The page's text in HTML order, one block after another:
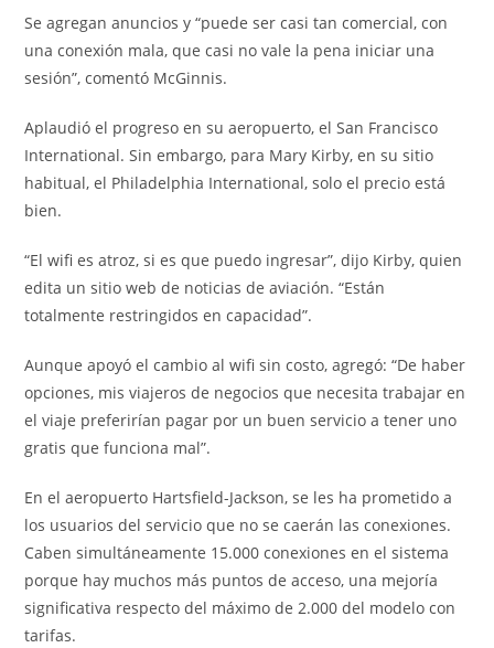
Se agregan anuncios y “puede ser casi tan comercial, con
una conexión mala, que casi no vale la pena iniciar una
sesión”, comentó McGinnis.
Aplaudió el progreso en su aeropuerto, el San Francisco
International. Sin embargo, para Mary Kirby, en su sitio
habitual, el Philadelphia International, solo el precio está
bien.
“El wifi es atroz, si es que puedo ingresar”, dijo Kirby, quien
edita un sitio web de noticias de aviación. “Están
totalmente restringidos en capacidad”.
Aunque apoyó el cambio al wifi sin costo, agregó: “De haber
opciones, mis viajeros de negocios que necesita trabajar en
el viaje preferirían pagar por un buen servicio a tener uno
gratis que funciona mal”.
En el aeropuerto Hartsfield-Jackson, se les ha prometido a
los usuarios del servicio que no se caerán las conexiones.
Caben simultáneamente 15.000 conexiones en el sistema
porque hay muchos más puntos de acceso, una mejoría
significativa respecto del máximo de 2.000 del modelo con
tarifas.